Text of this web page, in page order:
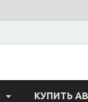
КУПИТЬ